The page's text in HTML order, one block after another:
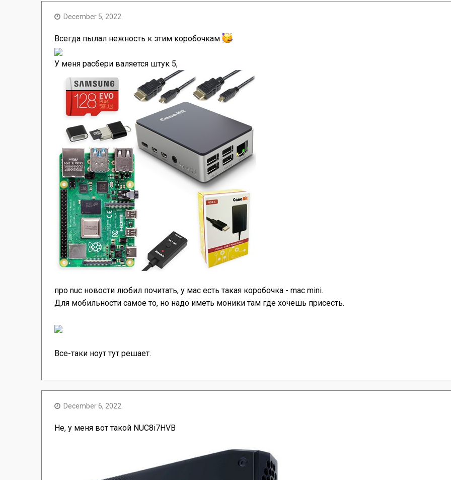
December 5, 2022
Всегда пылал нежность к этим коробочкам
У меня расбери валяется штук 5,
про nuc новости любил почитать, у мас есть такая коробочка - mac mini.
Для мобильности самое то, но надо иметь моники там где хочешь присесть.
Все-таки ноут тут решает.
December 6, 2022
Не, у меня вот такой NUC8i7HVB